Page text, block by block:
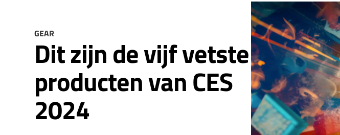
GEAR
Dit zijn de vijf vetste
producten van CES
2024